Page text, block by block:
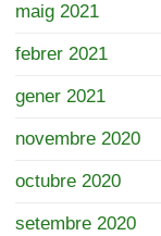
maig 2021
febrer 2021
gener 2021
novembre 2020
octubre 2020
setembre 2020